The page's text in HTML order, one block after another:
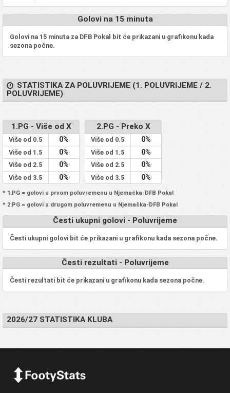
Golovi na 15 minuta
Golovi na 15 minuta za DFB Pokal bit će prikazani u grafikonu kada
sezona počne.
STATISTIKA ZA POLUVRIJEME (1. POLUVRIJEME / 2.
POLUVRIJEME)
1.PG - Više od X
Više od 0.5 0%
Više od 1.5 0%
Više od 2.5 0%
Više od 3.5 0%
2.PG - Preko X
Više od 0.5 0%
Više od 1.5 0%
Više od 2.5 0%
Više od 3.5 0%
* 1.PG = golovi u prvom poluvremenu u Njemačka-DFB Pokal
* 2.PG = golovi u drugom poluvremenu u Njemačka-DFB Pokal
Česti ukupni golovi - Poluvrijeme
Česti ukupni golovi bit će prikazani u grafikonu kada sezona počne.
Česti rezultati - Poluvrijeme
Česti rezultati bit će prikazani u grafikonu kada sezona počne.
2026/27 STATISTIKA KLUBA